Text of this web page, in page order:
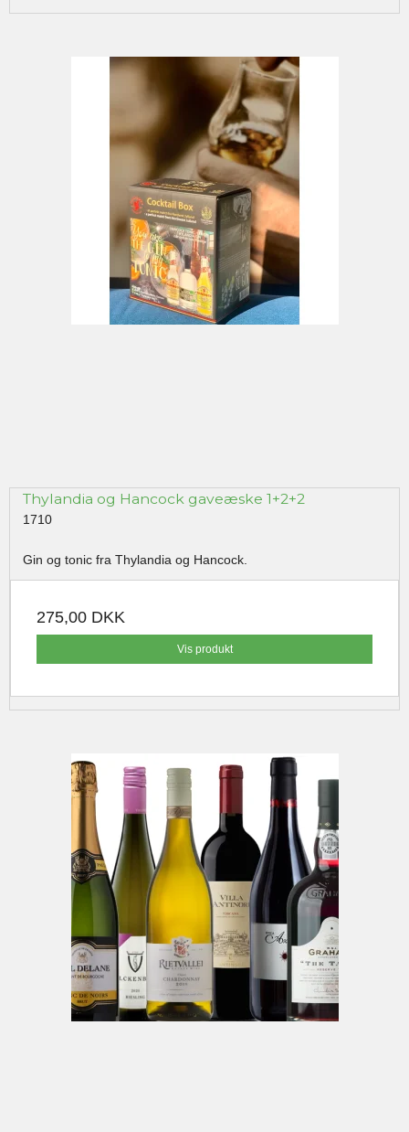
Thylandia og Hancock gaveæske 1+2+2
1710
Gin og tonic fra Thylandia og Hancock.
275,00 DKK
Vis produkt